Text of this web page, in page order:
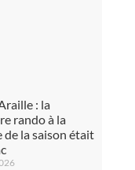
: la
rando à la
de la saison était